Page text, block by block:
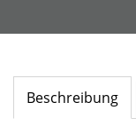
Beschreibung